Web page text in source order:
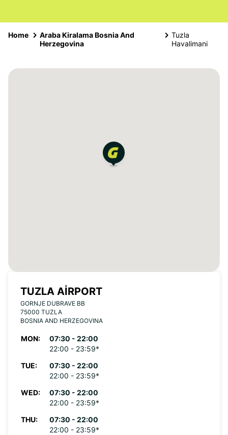
Home
Araba Kiralama Bosnia And
Herzegovina
Tuzla
Havalimani
TUZLA AIRPORT
GORNJE DUBRAVE BB
75000 TUZLA
BOSNIA AND HERZEGOVINA
MON:
07:30 - 22:00
22:00 - 23:59*
TUE:
07:30 - 22:00
22:00 - 23:59*
WED:
07:30 - 22:00
22:00 - 23:59*
THU:
07:30 - 22:00
22:00 - 23:59*